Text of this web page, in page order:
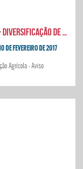
Anúncio de abertura de candidaturas - Diversificação de Atividades na Exploração Agrícola
DE FEVEREIRO DE 2017
Agrícola - Aviso